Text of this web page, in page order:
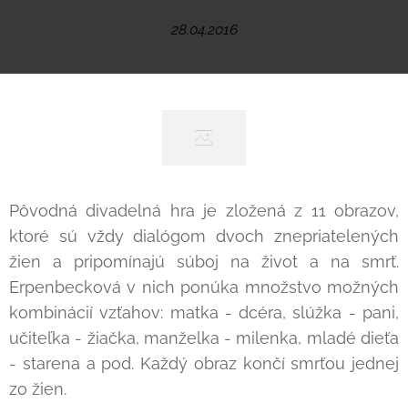
28.04.2016
Pôvodná divadelná hra je zložená z 11 obrazov,
ktoré sú vždy dialógom dvoch znepriatelených
žien a pripomínajú súboj na život a na smrť.
Erpenbecková v nich ponúka množstvo možných
kombinácií vzťahov: matka - dcéra, slúžka - pani,
učiteľka - žiačka, manželka - milenka, mladé dieťa
- starena a pod. Každý obraz končí smrťou jednej
zo žien.